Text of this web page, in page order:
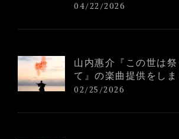
04/22/2026
山内惠介『この世は
て』の楽曲提供をしま
02/25/2026